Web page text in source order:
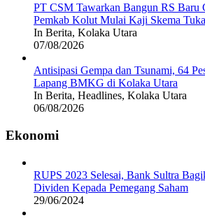
PT CSM Tawarkan Bangun RS Baru
Pemkab Kolut Mulai Kaji Skema
In Berita, Kolaka Utara
07/08/2026
Antisipasi Gempa dan Tsunami, 64
Lapang BMKG di Kolaka Utara
In Berita, Headlines, Kolaka Utara
06/08/2026
Ekonomi
RUPS 2023 Selesai, Bank Sultra
Dividen Kepada Pemegang Saham
29/06/2024